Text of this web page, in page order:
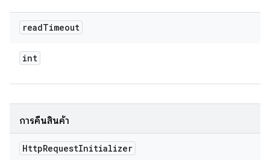
readTimeout
int
การคืนสินค้า
HttpRequestInitializer